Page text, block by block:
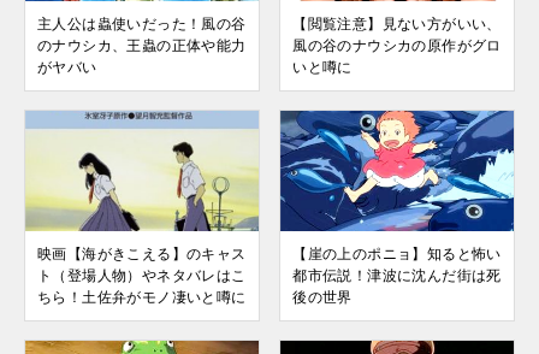
主人公は蟲使いだった！風の谷
のナウシカ、王蟲の正体や能力
がヤバい
【閲覧注意】見ない方がいい、
風の谷のナウシカの原作がグロ
いと噂に
映画【海がきこえる】のキャス
ト（登場人物）やネタバレはこ
ちら！土佐弁がモノ凄いと噂に
【崖の上のポニョ】知ると怖い
都市伝説！津波に沈んだ街は死
後の世界